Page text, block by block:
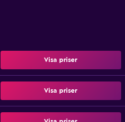
Visa priser
Visa priser